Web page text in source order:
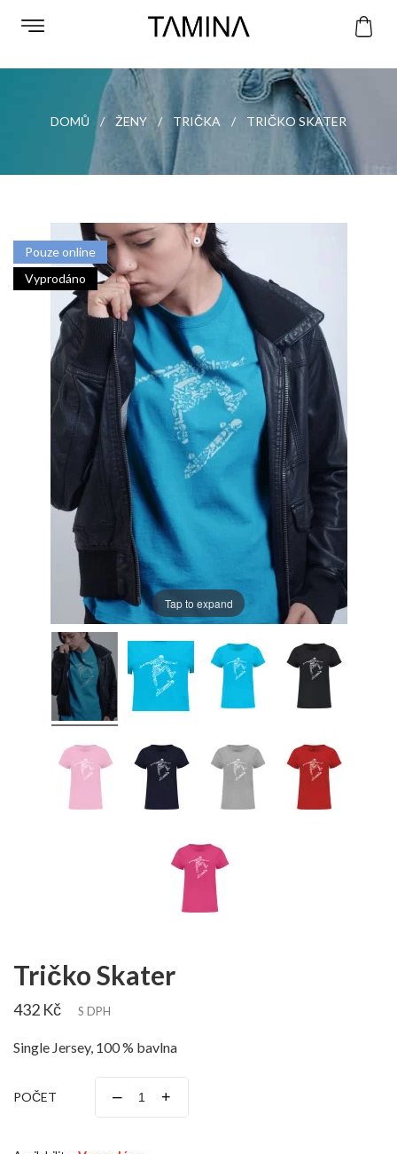
DOMŮ ŽENY TRIČKA TRIČKO SKATER
Pouze online
Vyprodáno
Tap to expand
Tričko Skater
432 Kč S DPH
Single Jersey, 100 % bavlna
POČET – +